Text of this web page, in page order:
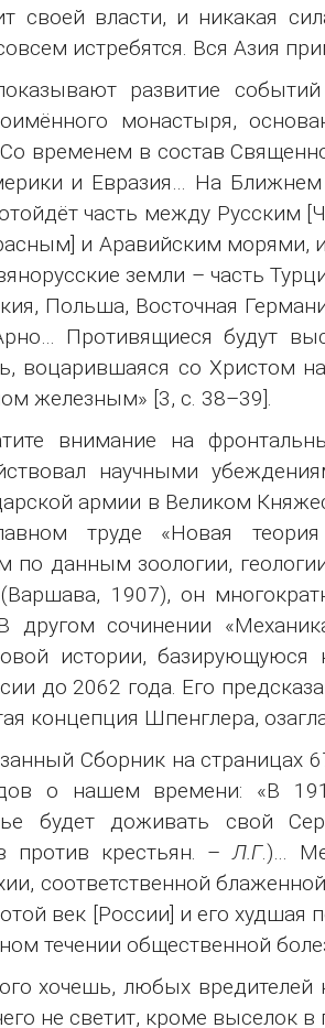
своей власти, и никакая
истребятся. Вся Азия
развитие
монастыря,
временем в состав
и Евразия… На Ближнем
часть между
и Аравийским морями,
земли – часть
Польша, Восточная
Противящиеся будут
воцарившаяся со Христом
железным» [3, c. 38–39].
внимание на
научными
армии в Великом
труде «Новая
по данным зоологии,
(Варшава, 1907), он
другом сочинении
истории, базирующуюся
до 2062 года. Его
концепция Шпенглера,
Сборник на страницах
о нашем времени: «В
будет доживать свой
против крестьян. –Л.Г.)…
соответственной
век [России] и его
течении общественной
хочешь, любых вредителей
не светит, кроме выселок в